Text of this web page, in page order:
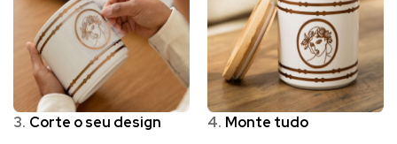
3. Corte o seu design 4. Monte tudo